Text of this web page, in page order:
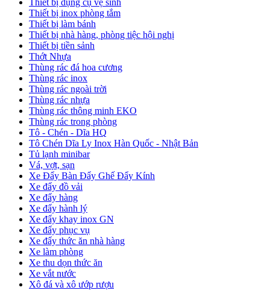
Thiết bị inox phòng tắm
Thiết bị làm bánh
Thiết bị nhà hàng, phòng tiệc hội nghị
Thiết bị tiền sảnh
Thớt Nhựa
Thùng rác đá hoa cương
Thùng rác inox
Thùng rác ngoài trời
Thùng rác nhựa
Thùng rác thông minh EKO
Thùng rác trong phòng
Tô - Chén - Dĩa HQ
Tô Chén Dĩa Ly Inox Hàn Quốc - Nhật Bản
Tủ lạnh minibar
Vá, vợt, sạn
Xe Đẩy Bàn Đẩy Ghế Đẩy Kính
Xe đẩy đồ vải
Xe đẩy hàng
Xe đẩy hành lý
Xe đẩy khay inox GN
Xe đẩy phục vụ
Xe đẩy thức ăn nhà hàng
Xe làm phòng
Xe thu dọn thức ăn
Xe vắt nước
Xô đá và xô ướp rượu